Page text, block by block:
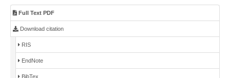
Full Text PDF
Download citation
RIS
EndNote
BibTex